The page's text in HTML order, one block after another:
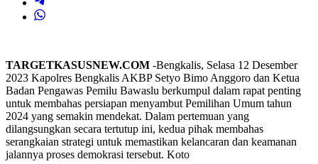
TARGETKASUSNEW.COM -Bengkalis, Selasa 12 Desember
2023 Kapolres Bengkalis AKBP Setyo Bimo Anggoro dan Ketua
Badan Pengawas Pemilu Bawaslu berkumpul dalam rapat penting
untuk membahas persiapan menyambut Pemilihan Umum tahun
2024 yang semakin mendekat. Dalam pertemuan yang
dilangsungkan secara tertutup ini, kedua pihak membahas
serangkaian strategi untuk memastikan kelancaran dan keamanan
jalannya proses demokrasi tersebut. Koto